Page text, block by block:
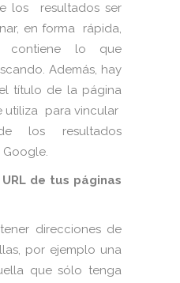
los resultados ser
en forma rápida,
contiene lo que
Además, hay
título de la página
utiliza para vincular
los resultados
de tus páginas
direcciones de
por ejemplo una
que sólo tenga